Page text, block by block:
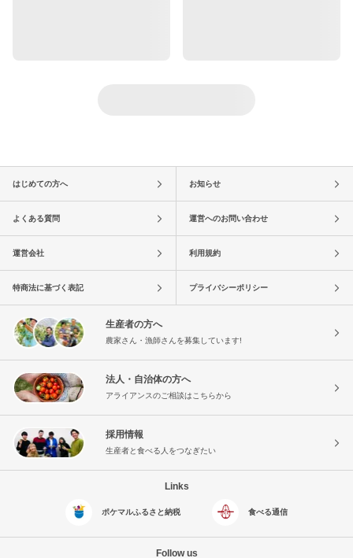
はじめての方へ お知らせ
よくある質問 運営へのお問い合わせ
運営会社 利用規約
特商法に基づく表記 プライバシーポリシー
生産者の方へ
農家さん・漁師さんを募集しています!
法人・自治体の方へ
アライアンスのご相談はこちらから
採用情報
生産者と食べる人をつなぎたい
Links
ポケマルふるさと納税 食べる通信
Follow us